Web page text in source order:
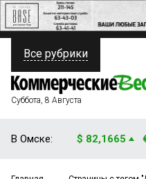
ПОЛИТИКА
ФИНАНСЫ
Все рубрики
Суббота, 8 Августа
В Омске: $ 82,1665